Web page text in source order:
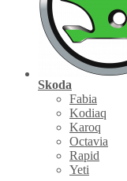
Skoda
Fabia
Kodiaq
Karoq
Octavia
Rapid
Yeti